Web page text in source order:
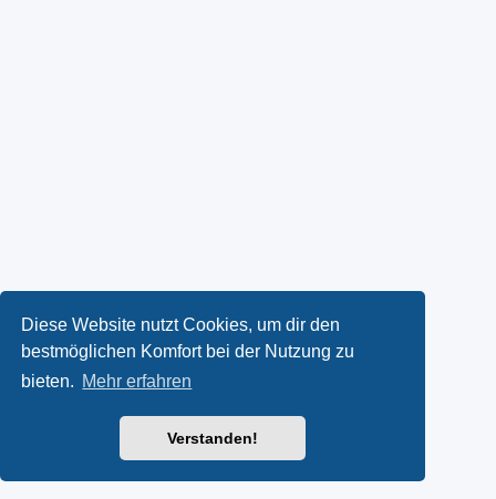
Diese Website nutzt Cookies, um dir den
bestmöglichen Komfort bei der Nutzung zu
bieten. Mehr erfahren
Verstanden!